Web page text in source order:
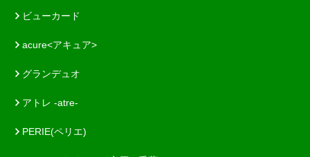
ビューカード
acure<アキュア>
グランデュオ
アトレ -atre-
PERIE(ペリエ)